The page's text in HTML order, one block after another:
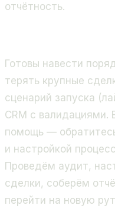
отчётность.
Готовы навести
терять крупные
сценарий запуска
CRM с валидациями.
помощь —
и настройкой
Проведём аудит,
сделки, соберём
перейти на новую